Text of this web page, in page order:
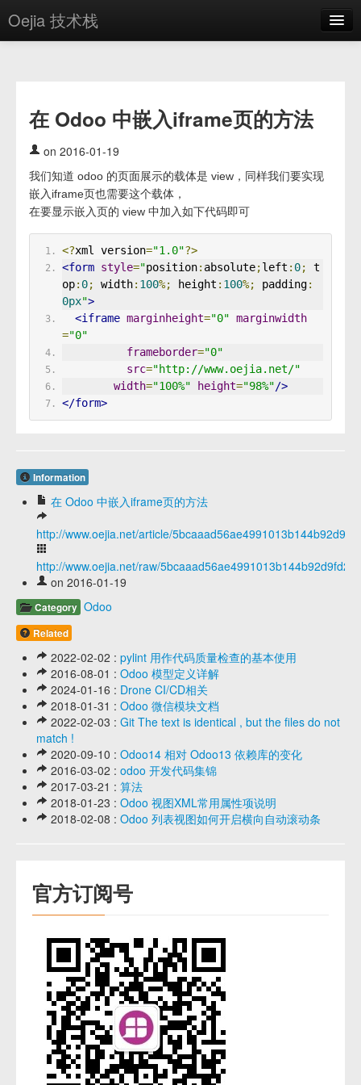
Oejia 技术栈
方案
OE学院
分享
关于
编辑器
在 Odoo 中嵌入iframe页的方法
on 2016-01-19
我们知道 odoo 的页面展示的载体是 view，同样我们要实现
嵌入iframe页也需要这个载体，
在要显示嵌入页的 view 中加入如下代码即可
<?xml version="1.0"?>
<form style="position: absolute;left : 0;
t
op: 0; width: 100%; height : 100%; padding:
0px">
<iframe marginheight="0" marginwidth
="0"
frameborder="0"
src="http://www.oejia.net/"
width="100%" height="98%"/>
</form>
Information
在 Odoo 中嵌入iframe页的方法
http://www.oejia.net/article/
http://www.oejia.net/raw/
on 2016-01-19
Category Odoo
Related
2022-02-02 : pylint 用作代码质量检查的基本使用
2016-08-01 : Odoo 模型定义详解
2024-01-16 : Drone CI/CD相关
2018-01-31 : Odoo 微信模块文档
2022-02-03 : Git The text is identical , but the files do not
match !
2020-09-10 : Odoo14 相对 Odoo13 依赖库的变化
2016-03-02 : odoo 开发代码集锦
2017-03-21 : 算法
2018-01-23 : Odoo 视图XML常用属性项说明
2018-02-08 : Odoo 列表视图如何开启横向自动滚动条
官方订阅号